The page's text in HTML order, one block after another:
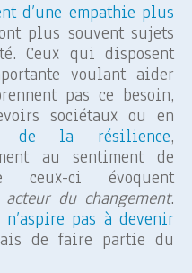
d’une empathie plus
plus souvent sujets
Ceux qui disposent
voulant aider
pas ce besoin,
sociétaux ou en
de la résilience,
au sentiment de
ceux-ci évoquent
acteur du changement.
n’aspire pas à devenir
de faire partie du